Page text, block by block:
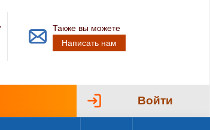
Также вы можете
Написать нам
Войти